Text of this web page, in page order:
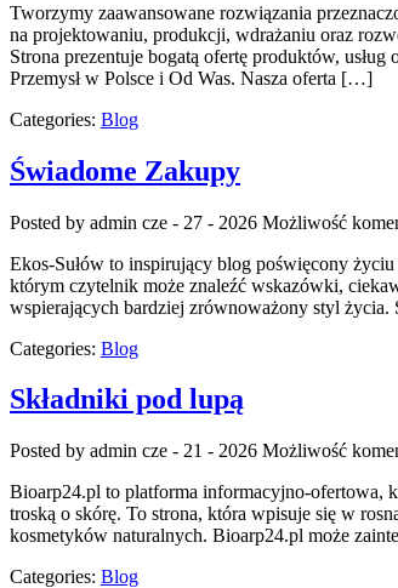
Tworzymy zaawansowane rozwiązania
na projektowaniu, produkcji, wdrażaniu oraz
Strona prezentuje bogatą ofertę produktów,
Przemysł w Polsce i Od Was. Nasza oferta […]
Categories: Blog
Świadome Zakupy
Posted by admin cze - 27 - 2026 Możliwość
Ekos-Sułów to inspirujący blog poświęcony
którym czytelnik może znaleźć wskazówki,
wspierających bardziej zrównoważony styl życia.
Categories: Blog
Składniki pod lupą
Posted by admin cze - 21 - 2026 Możliwość
Bioarp24.pl to platforma informacyjno-ofertowa,
troską o skórę. To strona, która wpisuje się w
kosmetyków naturalnych. Bioarp24.pl może
Categories: Blog